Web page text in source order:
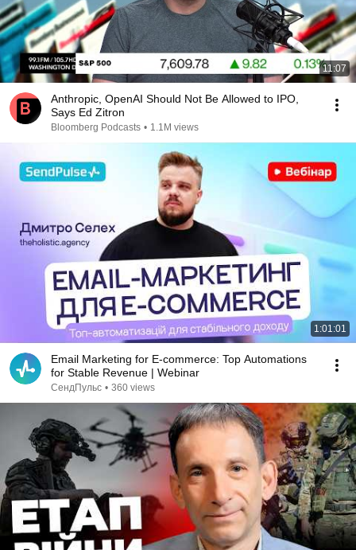
11:07
Anthropic, OpenAI Should Not Be Allowed to IPO,
Says Ed Zitron
Bloomberg Podcasts • 1.1M views
1:01:01
Email Marketing for E-commerce: Top Automations
for Stable Revenue | Webinar
СендПульс • 360 views